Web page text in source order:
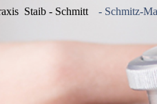
Staib - Schmitt - Schmitz-